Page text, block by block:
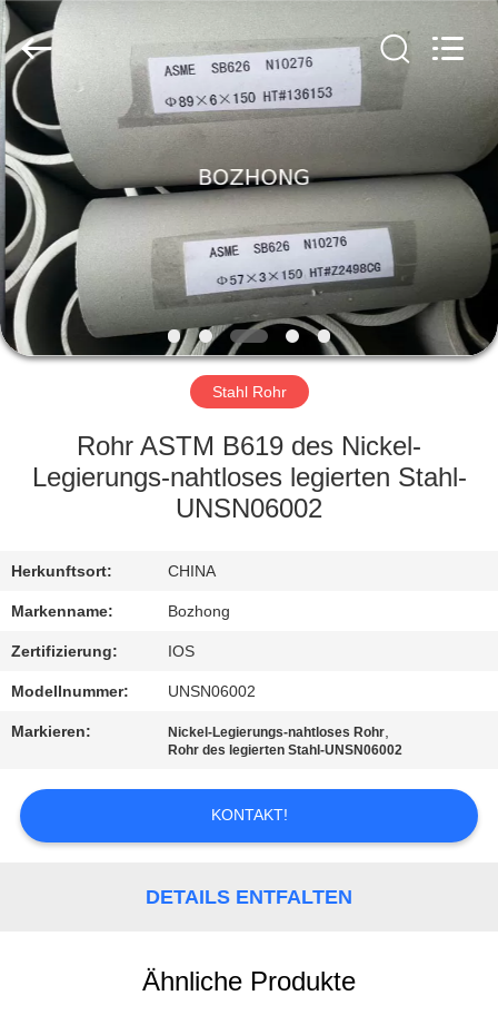
HAUS
PRODUKTE
ÜBER
UNS
FABRIK-
QUALITÄTSKONTROLLE
SIE
MIT
UNS
IN
VERBINDUNG
FORDERN
SIE
Metal
Group
Co.,
Ltd..
All
Rights
Reserved.
Stahl Rohr
Rohr ASTM B619 des Nickel-
Legierungs-nahtloses legierten Stahl-
UNSN06002
Herkunftsort: CHINA
Markenname: Bozhong
Zertifizierung: IOS
Modellnummer: UNSN06002
Markieren: Nickel-Legierungs-nahtloses Rohr,
Rohr des legierten Stahl-UNSN06002
KONTAKT!
DETAILS ENTFALTEN
Ähnliche Produkte